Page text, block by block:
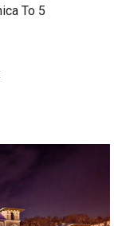
To 5